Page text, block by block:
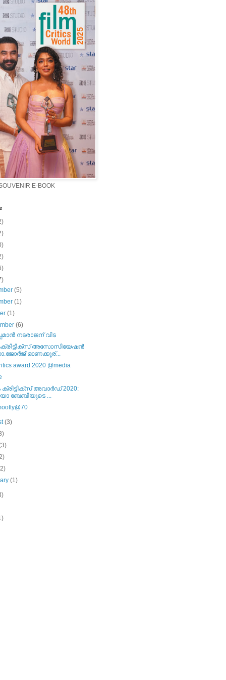
E-BOOK
(5)
(1)
(1)
(6)
നടരാജന് വിട
അസോസിയേഷന്‍
ഓണക്കൂര്...
award 2020 @media
ക്രിട്ടിക്സ് അവാര്‍ഡ് 2020:
ബേബിയുടെ ...
(3)
(1)